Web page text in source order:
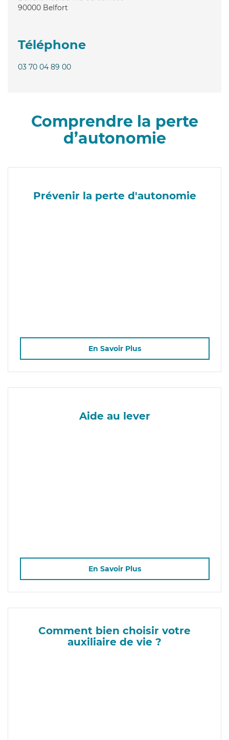
90000 Belfort
Téléphone
03 70 04 89 00
Comprendre la perte
d’autonomie
Prévenir la perte d'autonomie
En Savoir Plus
Aide au lever
En Savoir Plus
Comment bien choisir votre
auxiliaire de vie ?